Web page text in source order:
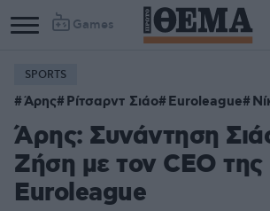
Games
SPORTS
Άρης Ρίτσαρντ Σιάο Euroleague
Άρης: Συνάντηση
Ζήση με τον CEO της
Euroleague